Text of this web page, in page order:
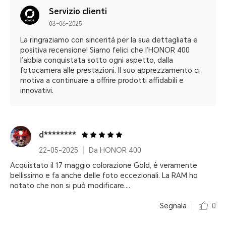
Servizio clienti
03-06-2025
La ringraziamo con sincerità per la sua dettagliata e
positiva recensione! Siamo felici che l’HONOR 400
l’abbia conquistata sotto ogni aspetto, dalla
fotocamera alle prestazioni. Il suo apprezzamento ci
motiva a continuare a offrire prodotti affidabili e
innovativi.
d********
22-05-2025
Da HONOR 400
Acquistato il 17 maggio colorazione Gold, è veramente
bellissimo e fa anche delle foto eccezionali. La RAM ho
notato che non si può modificare....
Segnala 0